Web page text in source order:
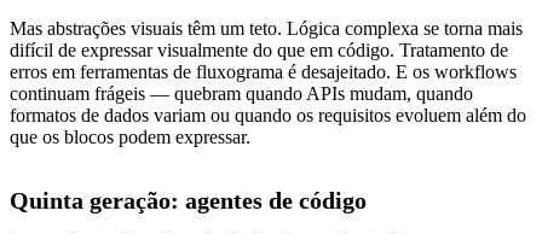
Mas abstrações visuais têm um teto. Lógica complexa se torna mais
difícil de expressar visualmente do que em código. Tratamento de
erros em ferramentas de fluxograma é desajeitado. E os workflows
continuam frágeis — quebram quando APIs mudam, quando
formatos de dados variam ou quando os requisitos evoluem além do
que os blocos podem expressar.
Quinta geração: agentes de código